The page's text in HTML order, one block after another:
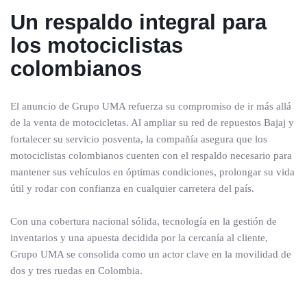
Un respaldo integral para
los motociclistas
colombianos
El anuncio de Grupo UMA refuerza su compromiso de ir más allá
de la venta de motocicletas. Al ampliar su red de repuestos Bajaj y
fortalecer su servicio posventa, la compañía asegura que los
motociclistas colombianos cuenten con el respaldo necesario para
mantener sus vehículos en óptimas condiciones, prolongar su vida
útil y rodar con confianza en cualquier carretera del país.
Con una cobertura nacional sólida, tecnología en la gestión de
inventarios y una apuesta decidida por la cercanía al cliente,
Grupo UMA se consolida como un actor clave en la movilidad de
dos y tres ruedas en Colombia.